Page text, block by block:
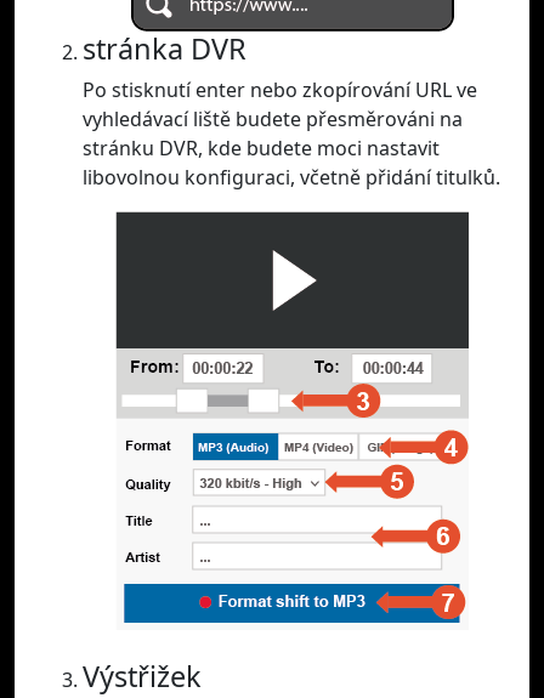
stránka DVR
Po stisknutí enter nebo zkopírování URL ve
vyhledávací liště budete přesměrováni na
stránku DVR, kde budete moci nastavit
libovolnou konfiguraci, včetně přidání titulků.
Výstřižek